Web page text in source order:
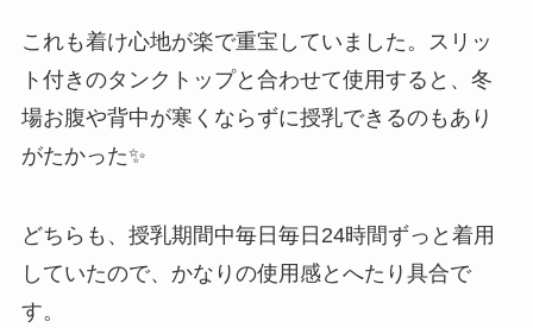
これも着け心地が楽で重宝していました。スリッ
ト付きのタンクトップと合わせて使用すると、冬
場お腹や背中が寒くならずに授乳できるのもあり
がたかった✨
どちらも、授乳期間中毎日毎日24時間ずっと着用
していたので、かなりの使用感とへたり具合で
す。